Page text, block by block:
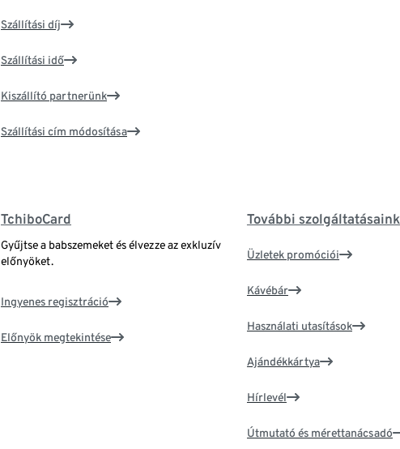
Szállítási díj
Szállítási idő
Kiszállító partnerünk
Szállítási cím módosítása
TchiboCard
Gyűjtse a babszemeket és élvezze az exkluzív
előnyöket.
Ingyenes regisztráció
Előnyök megtekintése
További szolgáltatásaink
Üzletek promóciói
Kávébár
Használati utasítások
Ajándékkártya
Hírlevél
Útmutató és mérettanácsadó